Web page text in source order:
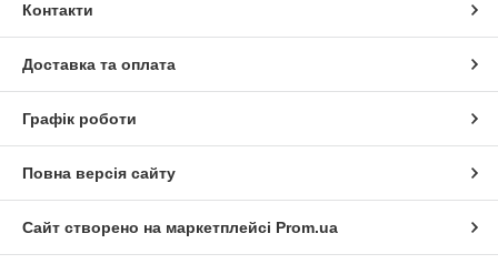
Контакти
Доставка та оплата
Графік роботи
Повна версія сайту
Сайт створено на маркетплейсі Prom.ua